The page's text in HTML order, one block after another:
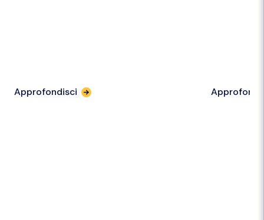
Approfondisci